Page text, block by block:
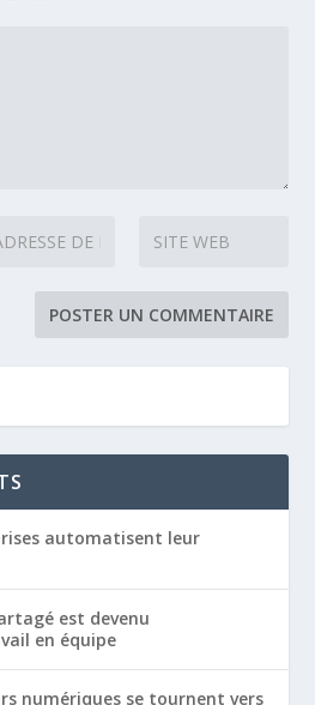
automatisent leur
est devenu
en équipe
numériques se tournent vers